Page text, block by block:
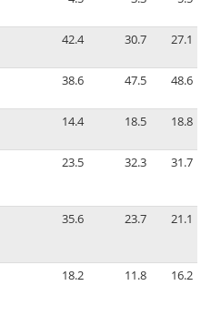
42.4 30.7 27.1
38.6 47.5 48.6
14.4 18.5 18.8
23.5 32.3 31.7
35.6 23.7 21.1
18.2 11.8 16.2